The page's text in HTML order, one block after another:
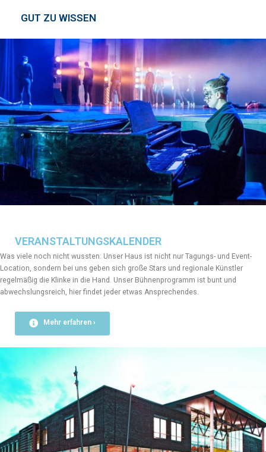
GUT ZU WISSEN
VERANSTALTUNGSKALENDER
Was viele noch nicht wussten: Unser Haus ist nicht nur Tagungs- und Event-
Location, sondern bei uns geben sich große Stars und regionale Künstler
regelmäßig die Klinke in die Hand. Unser Bühnenprogramm ist bunt und
abwechslungsreich, hier findet jeder etwas Ansprechendes.
Mehr erfahren ›